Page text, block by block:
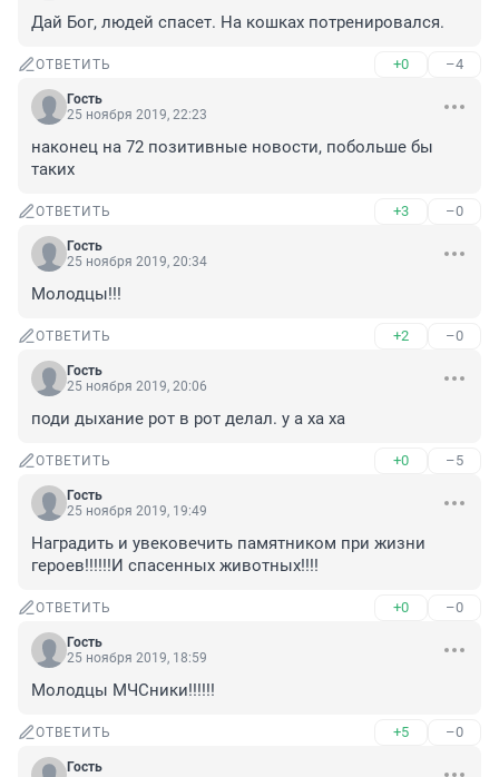
Дай Бог, людей спасет. На кошках потренировался.
ОТВЕТИТЬ +0 –4
Гость
25 ноября 2019, 22:23
наконец на 72 позитивные новости, побольше бы
таких
ОТВЕТИТЬ +3 –0
Гость
25 ноября 2019, 20:34
Молодцы!!!
ОТВЕТИТЬ +2 –0
Гость
25 ноября 2019, 20:06
поди дыхание рот в рот делал. у а ха ха
ОТВЕТИТЬ +0 –5
Гость
25 ноября 2019, 19:49
Наградить и увековечить памятником при жизни
героев!!!!!!И спасенных животных!!!!
ОТВЕТИТЬ +0 –0
Гость
25 ноября 2019, 18:59
Молодцы МЧСники!!!!!!
ОТВЕТИТЬ +5 –0
Гость